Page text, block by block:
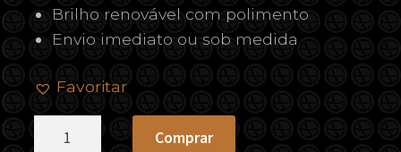
Brilho renovável com polimento
Envio imediato ou sob medida
Favoritar
Comprar